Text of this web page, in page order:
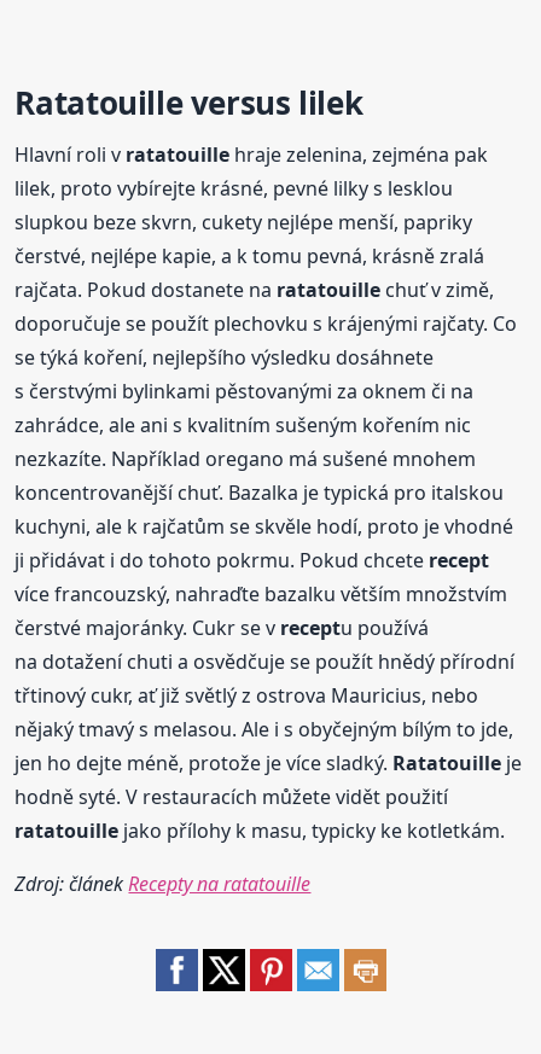
Ratatouilleversus lilek
Hlavní roli v ratatouille hraje zelenina, zejména pak
lilek, proto vybírejte krásné, pevné lilky s lesklou
slupkou beze skvrn, cukety nejlépe menší, papriky
čerstvé, nejlépe kapie, a k tomu pevná, krásně zralá
rajčata. Pokud dostanete na ratatouille chuť v zimě,
doporučuje se použít plechovku s krájenými rajčaty. Co
se týká koření, nejlepšího výsledku dosáhnete
s čerstvými bylinkami pěstovanými za oknem či na
zahrádce, ale ani s kvalitním sušeným kořením nic
nezkazíte. Například oregano má sušené mnohem
koncentrovanější chuť. Bazalka je typická pro italskou
kuchyni, ale k rajčatům se skvěle hodí, proto je vhodné
ji přidávat i do tohoto pokrmu. Pokud chcete recept
více francouzský, nahraďte bazalku větším množstvím
čerstvé majoránky. Cukr se v receptu používá
na dotažení chuti a osvědčuje se použít hnědý přírodní
třtinový cukr, ať již světlý z ostrova Mauricius, nebo
nějaký tmavý s melasou. Ale i s obyčejným bílým to jde,
jen ho dejte méně, protože je více sladký. Ratatouille je
hodně syté. V restauracích můžete vidět použití
ratatouille jako přílohy k masu, typicky ke kotletkám.
Zdroj: článekRecepty na ratatouille